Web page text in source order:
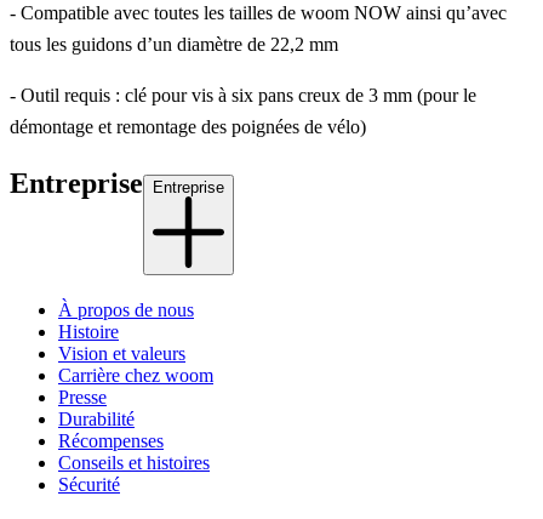
- Compatible avec toutes les tailles de woom NOW ainsi qu’avec
tous les guidons d’un diamètre de 22,2 mm
- Outil requis : clé pour vis à six pans creux de 3 mm (pour le
démontage et remontage des poignées de vélo)
Entreprise Entreprise
À propos de nous
Histoire
Vision et valeurs
Carrière chez woom
Presse
Durabilité
Récompenses
Conseils et histoires
Sécurité